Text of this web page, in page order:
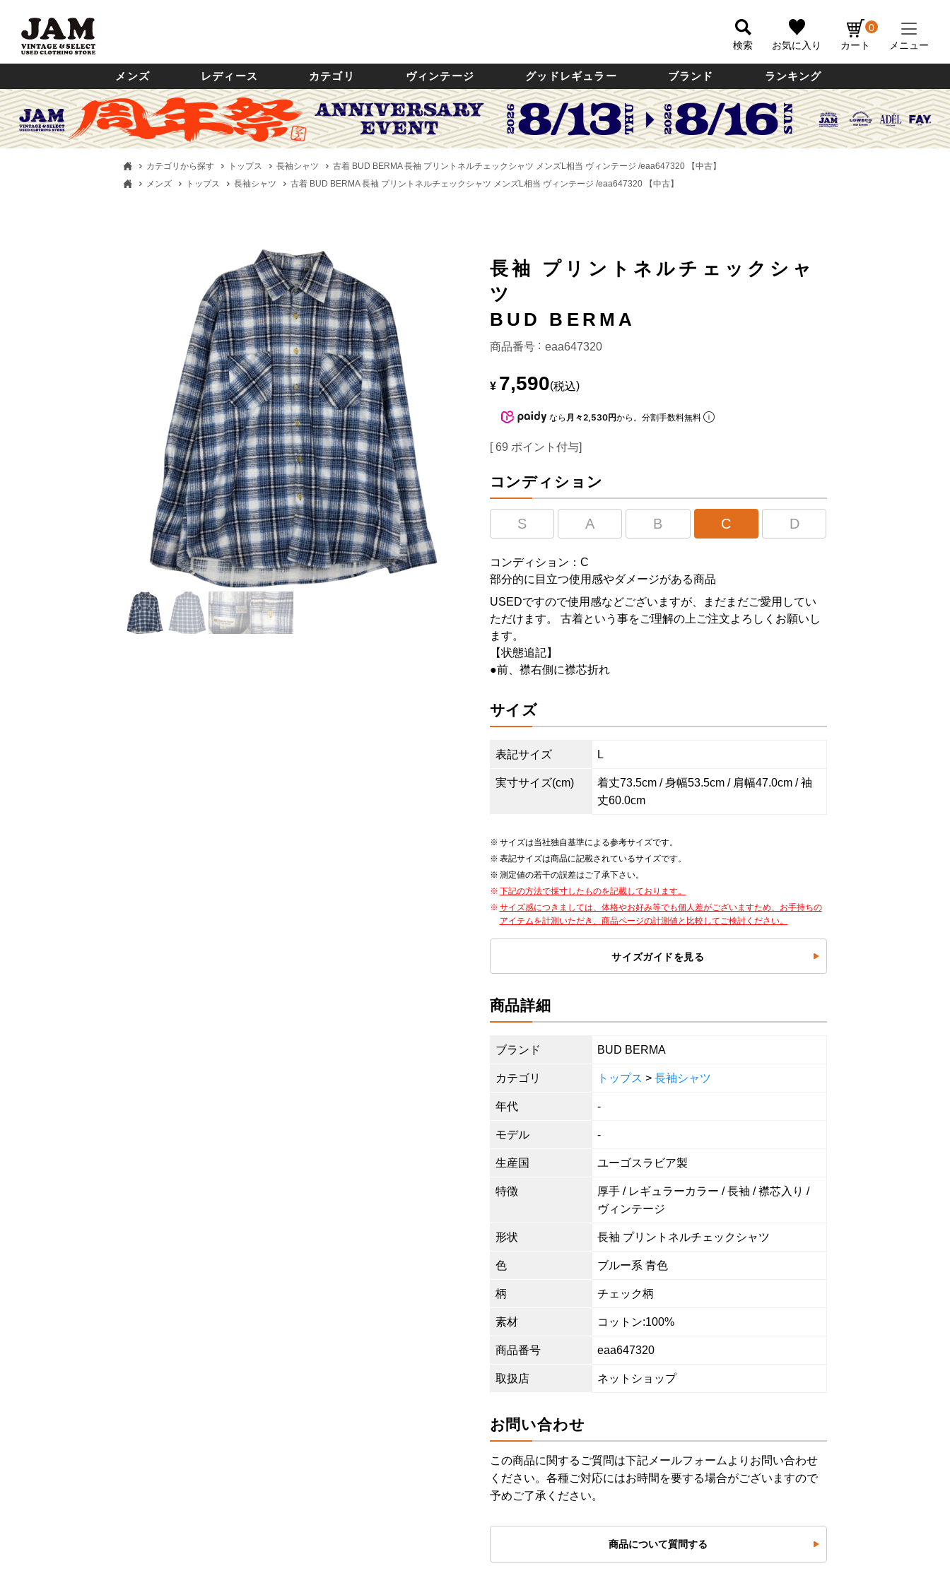
検索 お気に入り カート
0
メニュー
メンズ レディース カテゴリ ヴィンテージ グッドレギュラー ブランド ランキング
カテゴリから探す トップス 長袖シャツ
古着 BUD BERMA 長袖 プリントネルチェックシャツ メンズL相当 ヴィンテージ /eaa647320 【中古】
メンズ
トップス 長袖シャツ 古着 BUD BERMA 長袖 プリントネルチェックシャツ メンズL相当 ヴィンテージ /eaa647320 【中古】
長袖 プリントネルチェックシャ
ツ
BUD BERMA
商品番号 eaa647320
¥ 7,590 税込
なら 月々2,530円から。分割手数料無料
[ 69 ポイント付与]
コンディション
S A B C D
コンディション：C
部分的に目立つ使用感やダメージがある商品
USEDですので使用感などございますが、まだまだご愛用してい
ただけます。 古着という事をご理解の上ご注文よろしくお願いし
ます。
【状態追記】
●前、襟右側に襟芯折れ
サイズ
表記サイズ L
実寸サイズ(cm)
着丈73.5cm / 身幅53.5cm / 肩幅47.0cm / 袖
丈60.0cm
サイズは当社独自基準による参考サイズです。
表記サイズは商品に記載されているサイズです。
測定値の若干の誤差はご了承下さい。
下記の方法で採寸したものを記載しております。
サイズ感につきましては、体格やお好み等でも個人差がございますため、お手持ちの
アイテムを計測いただき、商品ページの計測値と比較してご検討ください。
サイズガイドを見る
商品詳細
ブランド BUD BERMA
カテゴリ トップス > 長袖シャツ
年代 -
モデル -
生産国 ユーゴスラビア製
特徴
厚手 / レギュラーカラー / 長袖 / 襟芯入り /
ヴィンテージ
形状 長袖 プリントネルチェックシャツ
色 ブルー系 青色
柄 チェック柄
素材 コットン:100%
商品番号 eaa647320
取扱店 ネットショップ
お問い合わせ
この商品に関するご質問は下記メールフォームよりお問い合わせ
ください。各種ご対応にはお時間を要する場合がございますので
予めご了承ください。
商品について質問する